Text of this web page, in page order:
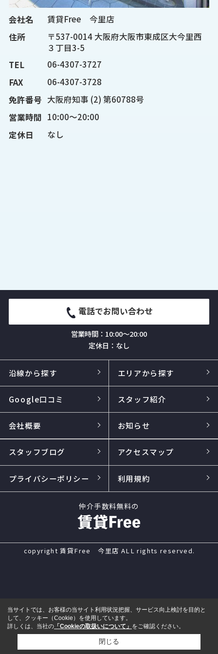
会社名
賃貸Free 今里店
住所
〒537-0014 大阪府大阪市東成区大今里西
３丁目3-5
TEL
06-4307-3727
FAX
06-4307-3728
免許番号 大阪府知事 (2) 第60788号
営業時間 10:00～20:00
定休日
なし
電話でお問い合わせ
営業時間：10:00～20:00
定休日：なし
沿線から探す エリアから探す
Google口コミ スタッフ紹介
会社概要 お知らせ
スタッフブログ アクセスマップ
プライバシーポリシー 利用規約
仲介手数料無料の
copyright 賃貸Free 今里店 ALL rights reserved.
当サイトでは、お客様の当サイト利用状況把握、サービス向上検討を目的と
して、クッキー（Cookie）を使用しています。
詳しくは、当社の 「Cookieの取扱いについて」 をご確認ください。
閉じる